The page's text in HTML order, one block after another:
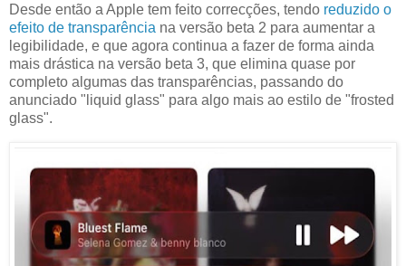
Desde então a Apple tem feito correcções, tendo reduzido o
efeito de transparência na versão beta 2 para aumentar a
legibilidade, e que agora continua a fazer de forma ainda
mais drástica na versão beta 3, que elimina quase por
completo algumas das transparências, passando do
anunciado "liquid glass" para algo mais ao estilo de "frosted
glass".